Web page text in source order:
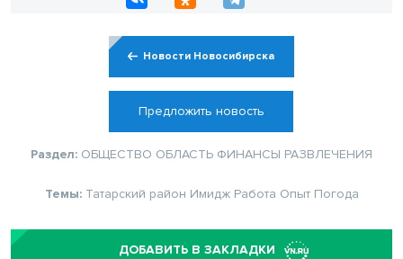
Новости Новосибирска
Предложить новость
Раздел: ОБЩЕСТВО ОБЛАСТЬ ФИНАНСЫ РАЗВЛЕЧЕНИЯ
Темы: Татарский район Имидж Работа Опыт Погода
ДОБАВИТЬ В ЗАКЛАДКИ